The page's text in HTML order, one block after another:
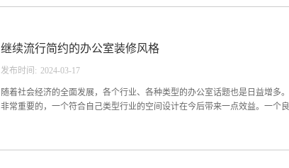
备受大家的关注，在不同类型、不同行业、不同性质的北京办公室装修也
竟，绿色代表活力。在北京办公室装修设计方面采用简洁的理念。三：大型
的北京办公室装修主要强调原创，突出自身产品的特点，避免跟其他的公司
有很多的新型的北京办公室装修风格上采用大量的几何元素，明亮度强烈
让企业的文化得到一个大的提升。办公室是...
继续流行简约的办公室装修风格
随着社会经济的全面发展，各个行业、各种类型的办公室话题也是日益增
非常重要的，一个符合自己类型行业的空间设计在今后带来一点效益。一个
化。另外一方面增加员工对工作的积极性，当然除了北京办公室装修设计
发布时间: 2024-03-17